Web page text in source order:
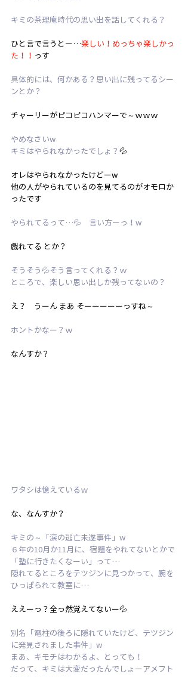
キミの茶理庵時代の思い出を話してくれる？
ひと言で言うとー…楽しい！めっちゃ楽しかっ
た！！ っす
具体的には、何かある？思い出に残ってるシー
ンとか？
チャーリーがピコピコハンマーで～ｗｗｗ
やめなさいw
キミはやられなかったでしょ？ 💦
オレはやられなかったけどーw
他の人がやられているのを見てるのがオモロか
ったです
やられてるって…💦　言い方ーっ！w
戯れてる とか？
そうそう💦そう言ってくれる？ｗ
ところで、楽しい思い出しか残ってないの？
え？　うーん まあ そーーーーーっすね～
ホントかなー？ｗ
なんすか？
ワタシは憶えているｗ
な、なんすか？
キミの～「涙の逃亡未遂事件」w
６年の10月か11月に、宿題をやれてないとかで
「塾に行きたくなーい」って…
隠れてるところをテツジンに見つかって、腕を
ひっぱられて教室に…
ええーっ？全っ然覚えてないー💦
別名「電柱の後ろに隠れていたけど、テツジン
に発見されました事件」w
まあ、キモチはわかるよ、とっても！
だって、キミは大変だったんでしょーアメフト